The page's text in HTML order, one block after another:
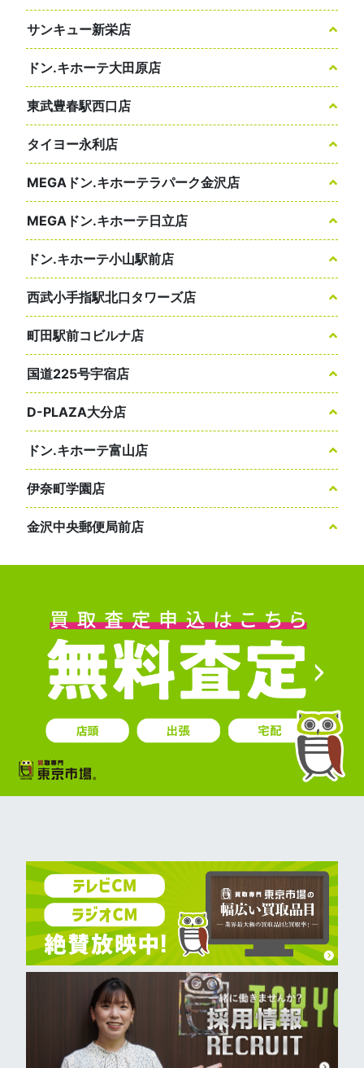
サンキュー新栄店
ドン.キホーテ大田原店
東武豊春駅西口店
タイヨー永利店
MEGAドン.キホーテラパーク金沢店
MEGAドン.キホーテ日立店
ドン.キホーテ小山駅前店
西武小手指駅北口タワーズ店
町田駅前コビルナ店
国道225号宇宿店
D-PLAZA大分店
ドン.キホーテ富山店
伊奈町学園店
金沢中央郵便局前店